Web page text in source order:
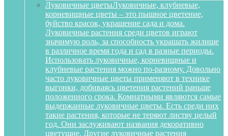
Луковичные цветыЛуковичные, клубневые,
корневищные цветы – это пышное цветение,
буйство красок, украшение сада и дома.
Луковичные растения среди цветов играют
значимую роль, за способность украшать жилище
в различное время года и сад в разные периоды.
Использовать луковичные, корневищные и
клубневые растения можно по-разному. Довольно
часто луковичные цветы применяют в технике
выгонки, добиваясь цветения растений раньше
положенного срока. Комнатными являются самые
выдержанные луковичные цветы. Есть среди них
такие растения, которые не теряют листву целый
год. Они заслуживают названия декоративно
цветущие. Другие луковичные растения